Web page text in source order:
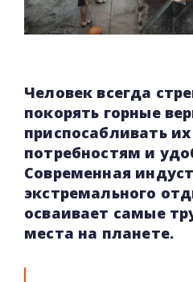
Человек всегда
покорять горные
приспосабливать
потребностям и
Современная
экстремального
осваивает самые
места на планете.